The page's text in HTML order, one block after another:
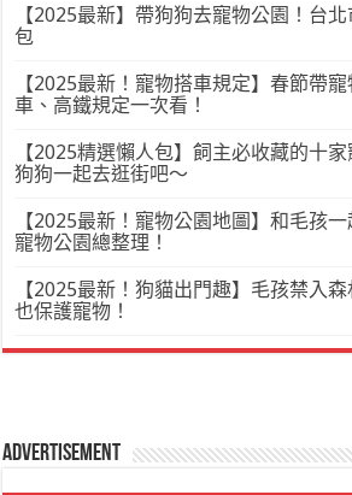
【2025最新】帶狗狗去寵物公園！台
包
【2025最新！寵物搭車規定】春節帶
車、高鐵規定一次看！
【2025精選懶人包】飼主必收藏的十
狗狗一起去逛街吧～
【2025最新！寵物公園地圖】和毛孩
寵物公園總整理！
【2025最新！狗貓出門趣】毛孩禁入
也保護寵物！
Advertisement